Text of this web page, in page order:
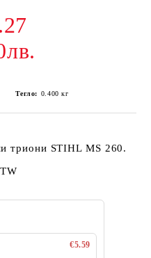
Тегло: 0.400 кг
триони STIHL MS 260.
€5.59